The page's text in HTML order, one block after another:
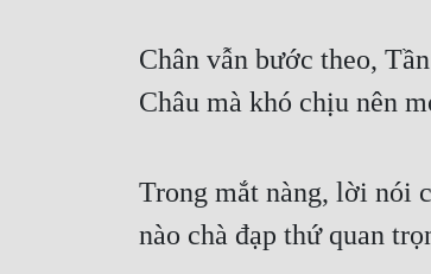
Chân vẫn bước theo,
Châu mà khó chịu nên
Trong mắt nàng, lời nói
nào chà đạp thứ quan